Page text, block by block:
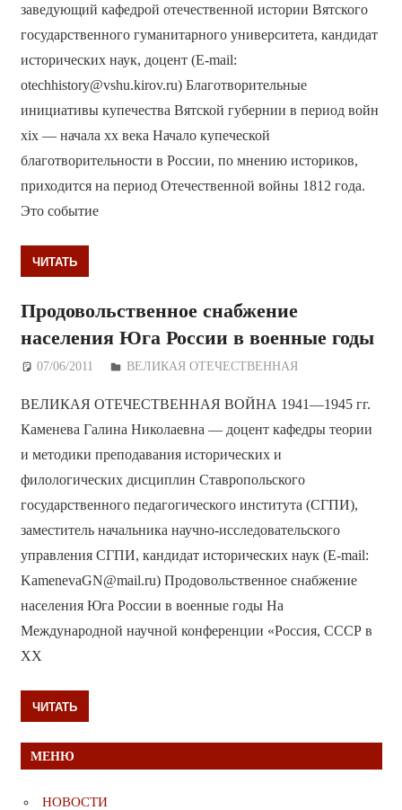
заведующий кафедрой отечественной истории Вятского
государственного гуманитарного университета, кандидат
исторических наук, доцент (E-mail:
otechhistory@vshu.kirov.ru) Благотворительные
инициативы купечества Вятской губернии в период войн
xix — начала xx века Начало купеческой
благотворительности в России, по мнению историков,
приходится на период Отечественной войны 1812 года.
Это событие
ЧИТАТЬ
Продовольственное снабжение
населения Юга России в военные годы
07/06/2011 Дежурный по Редакции
ВЕЛИКАЯ ОТЕЧЕСТВЕННАЯ
ВЕЛИКАЯ ОТЕЧЕСТВЕННАЯ ВОЙНА 1941—1945 гг.
Каменева Галина Николаевна — доцент кафедры теории
и методики преподавания исторических и
филологических дисциплин Ставропольского
государственного педагогического института (СГПИ),
заместитель начальника научно-исследовательского
управления СГПИ, кандидат исторических наук (E-mail:
KamenevaGN@mail.ru) Продовольственное снабжение
населения Юга России в военные годы На
Международной научной конференции «Россия, СССР в
XX
ЧИТАТЬ
МЕНЮ
НОВОСТИ